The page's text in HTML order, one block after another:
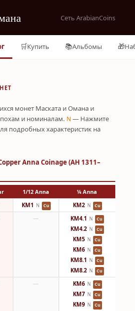
Сеть ArabianCoins
🛒Купить 📚Альбомы 🎁
монет Маската и Омана и
и номиналам. N — Нажмите
подробных характеристик на
Anna Coinage (AH 1311–
1/12 Anna
¼ Anna
KM1 N Cu KM2 N Cu
— KM4.1 N Cu
KM4.2 N Cu
KM5 N Cu
KM6 N Cu
KM8.1 N Cu
KM8.2 N Cu
— KM6 N Cu
KM7 N Cu
KM9 N Cu